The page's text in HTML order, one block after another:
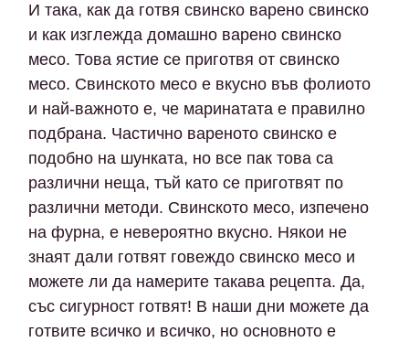
И така, как да готвя свинско варено свинско
и как изглежда домашно варено свинско
месо. Това ястие се приготвя от свинско
месо. Свинското месо е вкусно във фолиото
и най-важното е, че маринатата е правилно
подбрана. Частично вареното свинско е
подобно на шунката, но все пак това са
различни неща, тъй като се приготвят по
различни методи. Свинското месо, изпечено
на фурна, е невероятно вкусно. Някои не
знаят дали готвят говеждо свинско месо и
можете ли да намерите такава рецепта. Да,
със сигурност готвят! В наши дни можете да
готвите всичко и всичко, но основното е